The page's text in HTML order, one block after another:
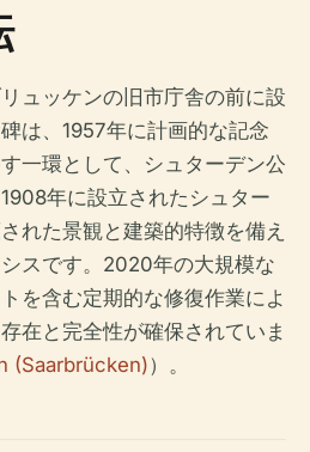
ュッケンの旧市庁舎の前に設
は、1957年に計画的な記念
一環として、シュターデン公
年に設立されたシュター
れた景観と建築的特徴を備え
スです。2020年の大規模な
を含む定期的な修復作業によ
在と完全性が確保されていま
(Saarbrücken)）。